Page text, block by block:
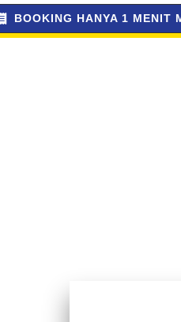
BOOKING HANYA 1 MENIT